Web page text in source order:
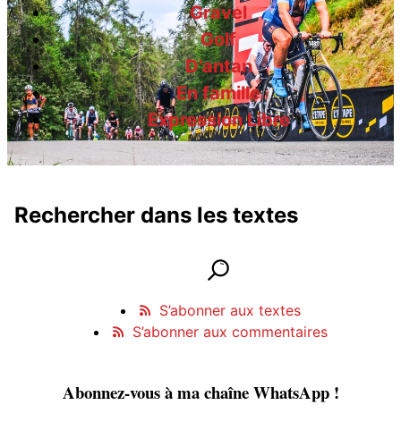
Gravel
Golf
D'antan
En famille
Expression Libre
Rechercher dans les textes
Informations et contact
S’abonner aux textes
S’abonner aux commentaires
Abonnez-vous à ma chaîne WhatsApp !